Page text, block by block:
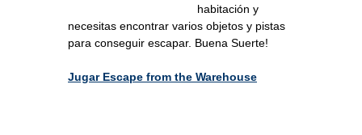
habitación y
necesitas encontrar varios objetos y pistas
para conseguir escapar. Buena Suerte!
Jugar Escape from the Warehouse